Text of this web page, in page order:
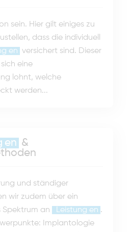
sein. Hier gilt einiges zu
dass die individuell
en versichert sind. Dieser
eine
lohnt, welche
werden...
en &
und ständiger
wir zudem über ein
Spektrum an
Leistung en .
Implantologie